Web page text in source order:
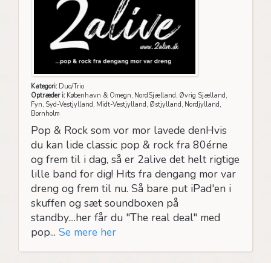
Kategori:Duo/Trio
Optræder i:København & Omegn, NordSjælland, Øvrig Sjælland,
Fyn, Syd-Vestjylland, Midt-Vestjylland, Østjylland, Nordjylland,
Bornholm
Pop & Rock som vor mor lavede denHvis
du kan lide classic pop & rock fra 80érne
og frem til i dag, så er 2alive det helt rigtige
lille band for dig! Hits fra dengang mor var
dreng og frem til nu. Så bare put iPad'en i
skuffen og sæt soundboxen på
standby....her får du "The real deal" med
pop... Se mere her